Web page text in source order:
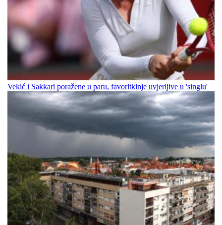
Vekić i Sakkari poražene u paru, favoritkinje uvjerljive u 'singlu'